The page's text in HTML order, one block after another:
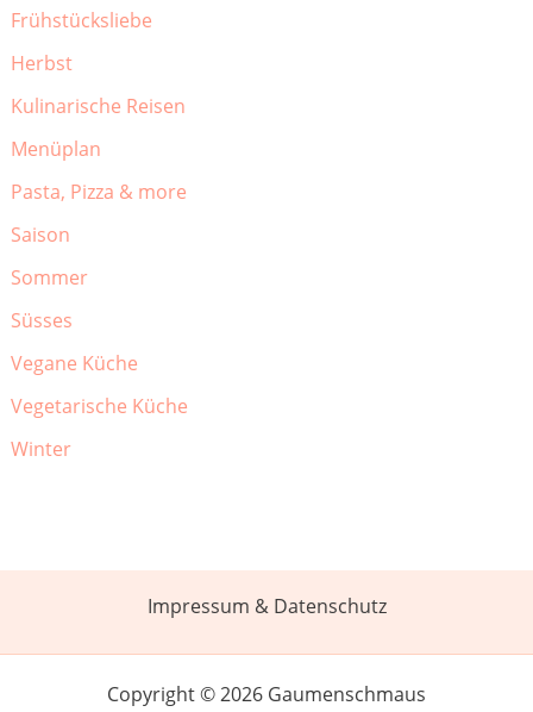
Frühstücksliebe
Herbst
Kulinarische Reisen
Menüplan
Pasta, Pizza & more
Saison
Sommer
Süsses
Vegane Küche
Vegetarische Küche
Winter
Impressum & Datenschutz
Copyright © 2026 Gaumenschmaus